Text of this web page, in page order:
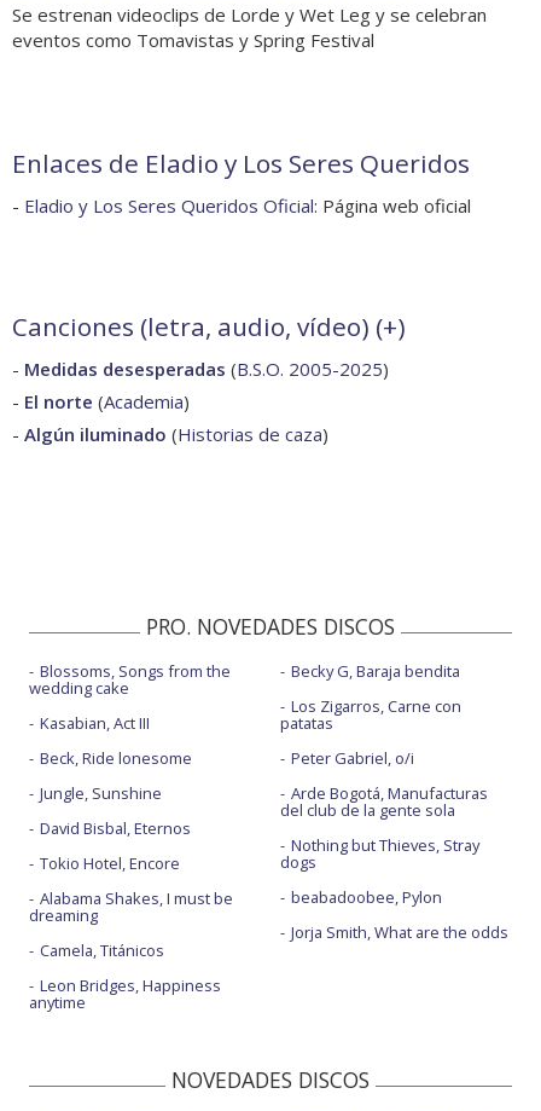
Se estrenan videoclips de Lorde y Wet Leg y se celebran
eventos como Tomavistas y Spring Festival
Enlaces de Eladio y Los Seres Queridos
- Eladio y Los Seres Queridos Oficial: Página web oficial
Canciones (letra, audio, vídeo) (+)
- Medidas desesperadas (B.S.O. 2005-2025)
- El norte (Academia)
- Algún iluminado (Historias de caza)
PRO. NOVEDADES DISCOS
Blossoms, Songs from the
wedding cake
Kasabian, Act III
Beck, Ride lonesome
Jungle, Sunshine
David Bisbal, Eternos
Tokio Hotel, Encore
Alabama Shakes, I must be
dreaming
Camela, Titánicos
Leon Bridges, Happiness
anytime
Becky G, Baraja bendita
Los Zigarros, Carne con
patatas
Peter Gabriel, o/i
Arde Bogotá, Manufacturas
del club de la gente sola
Nothing but Thieves, Stray
dogs
beabadoobee, Pylon
Jorja Smith, What are the odds
NOVEDADES DISCOS